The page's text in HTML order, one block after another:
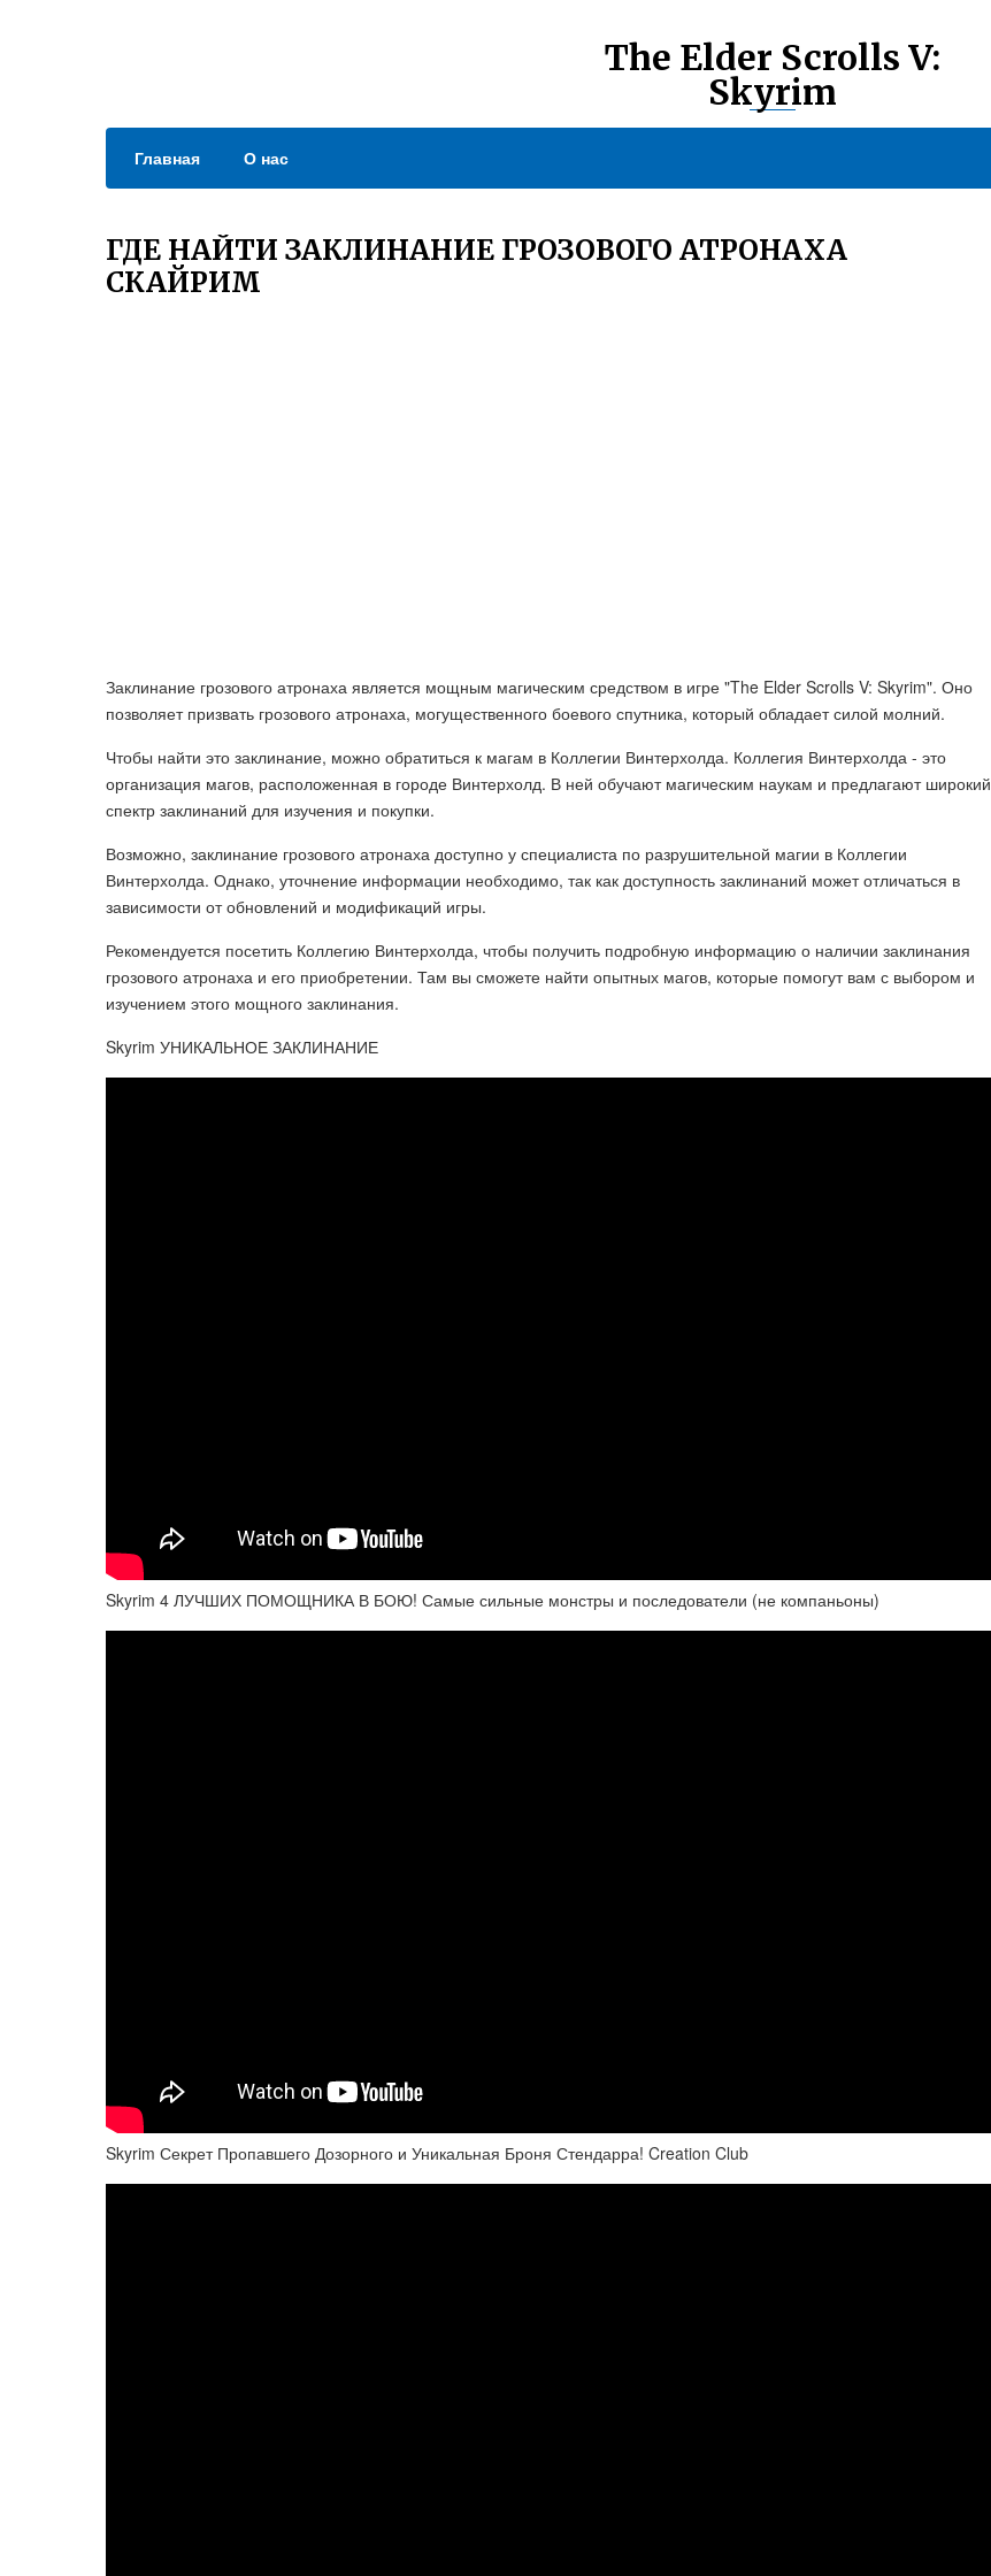
The Elder Scrolls V:
Skyrim
Главная О нас
ГДЕ НАЙТИ ЗАКЛИНАНИЕ ГРОЗОВОГО АТРОНАХА
СКАЙРИМ
Заклинание грозового атронаха является мощным магическим средством в игре "The Elder Scrolls V: Skyrim". Оно
позволяет призвать грозового атронаха, могущественного боевого спутника, который обладает силой молний.
Чтобы найти это заклинание, можно обратиться к магам в Коллегии Винтерхолда. Коллегия Винтерхолда - это
организация магов, расположенная в городе Винтерхолд. В ней обучают магическим наукам и предлагают широкий
спектр заклинаний для изучения и покупки.
Возможно, заклинание грозового атронаха доступно у специалиста по разрушительной магии в Коллегии
Винтерхолда. Однако, уточнение информации необходимо, так как доступность заклинаний может отличаться в
зависимости от обновлений и модификаций игры.
Рекомендуется посетить Коллегию Винтерхолда, чтобы получить подробную информацию о наличии заклинания
грозового атронаха и его приобретении. Там вы сможете найти опытных магов, которые помогут вам с выбором и
изучением этого мощного заклинания.
Skyrim УНИКАЛЬНОЕ ЗАКЛИНАНИЕ
Skyrim 4 ЛУЧШИХ ПОМОЩНИКА В БОЮ! Самые сильные монстры и последователи (не компаньоны)
Skyrim Секрет Пропавшего Дозорного и Уникальная Броня Стендарра! Creation Club